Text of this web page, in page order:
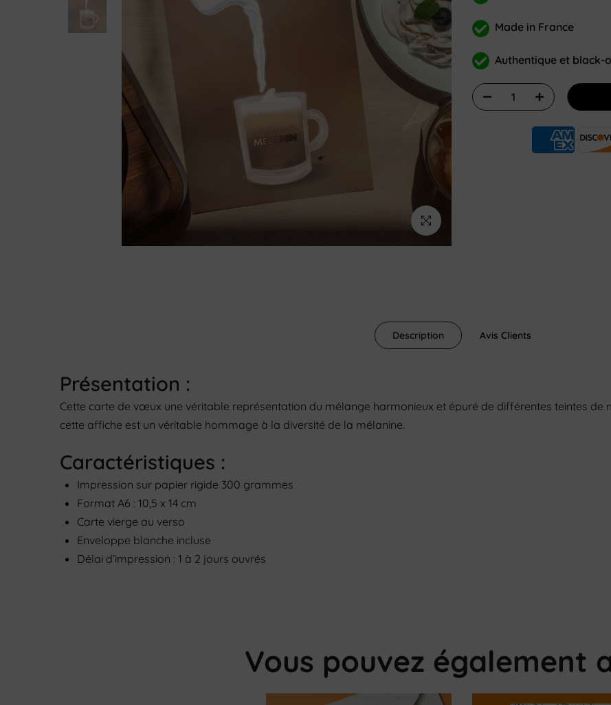
Cliquez pour agrandir
Made in France
Authentique et black-
Description Avis Clients
Présentation :
Cette carte de vœux une véritable représentation du mélange harmonieux et épuré de différentes teintes de
cette affiche est un véritable hommage à la diversité de la mélanine.
Caractéristiques :
Impression sur papier rigide 300 grammes
Format A6 : 10,5 x 14 cm
Carte vierge au verso
Enveloppe blanche incluse
Délai d’impression : 1 à 2 jours ouvrés
Vous pouvez également